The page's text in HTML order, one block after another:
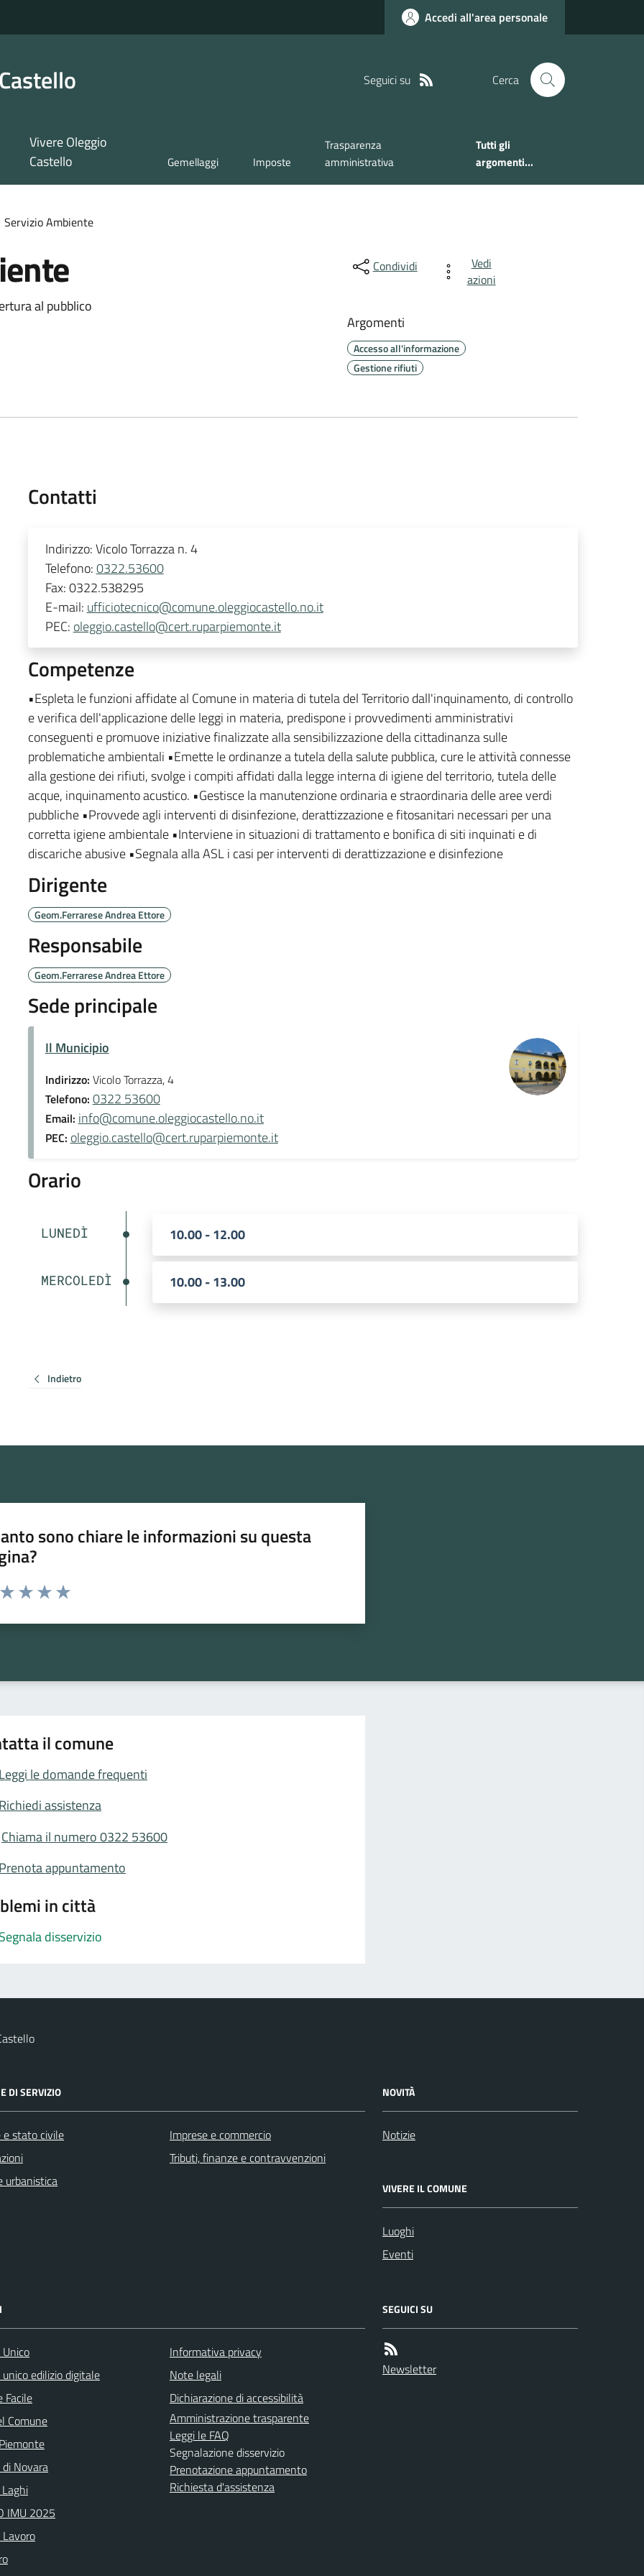
Accedi all'area personale
Seguici su Cerca
Vivere Oleggio
Castello
Gemellaggi Imposte
Trasparenza
amministrativa
Tutti gli
argomenti...
Servizio Ambiente
al pubblico
Condividi
Vedi
azioni
Argomenti
Accesso all'informazione
Gestione rifiuti
Contatti
Indirizzo:Vicolo Torrazza n. 4
Telefono:0322.53600
Fax:0322.538295
E-mail: ufficiotecnico@comune.oleggiocastello.no.it
PEC: oleggio.castello@cert.ruparpiemonte.it
Competenze
•Espleta le funzioni affidate al Comune in materia di tutela del Territorio dall'inquinamento, di controllo
e verifica dell'applicazione delle leggi in materia, predispone i provvedimenti amministrativi
conseguenti e promuove iniziative finalizzate alla sensibilizzazione della cittadinanza sulle
problematiche ambientali •Emette le ordinanze a tutela della salute pubblica, cure le attività connesse
alla gestione dei rifiuti, svolge i compiti affidati dalla legge interna di igiene del territorio, tutela delle
acque, inquinamento acustico. •Gestisce la manutenzione ordinaria e straordinaria delle aree verdi
pubbliche •Provvede agli interventi di disinfezione, derattizzazione e fitosanitari necessari per una
corretta igiene ambientale •Interviene in situazioni di trattamento e bonifica di siti inquinati e di
discariche abusive •Segnala alla ASL i casi per interventi di derattizzazione e disinfezione
Dirigente
Geom.Ferrarese Andrea Ettore
Responsabile
Geom.Ferrarese Andrea Ettore
Sede principale
Il Municipio
Indirizzo: Vicolo Torrazza, 4
Telefono: 0322 53600
Email: info@comune.oleggiocastello.no.it
PEC: oleggio.castello@cert.ruparpiemonte.it
Orario
LUNEDÌ 10.00 - 12.00
MERCOLEDÌ 10.00 - 13.00
Indietro
sono chiare le informazioni su questa
da 1 a 5 stelle la pagina
il comune
Leggi le domande frequenti
Richiedi assistenza
Chiama il numero 0322 53600
Prenota appuntamento
in città
Segnala disservizio
DI SERVIZIO
e stato civile
urbanistica
Imprese e commercio
Tributi, finanze e contravvenzioni
NOVITÀ
Notizie
VIVERE IL COMUNE
Luoghi
Eventi
edilizio digitale
Facile
Comune
Novara
IMU 2025
Informativa privacy
Note legali
Dichiarazione di accessibilità
Amministrazione trasparente
Leggi le FAQ
Segnalazione disservizio
Prenotazione appuntamento
Richiesta d'assistenza
SEGUICI SU
Newsletter